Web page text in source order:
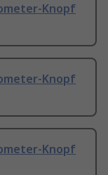
Knopf
Knopf
Knopf